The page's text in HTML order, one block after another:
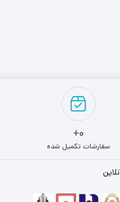
0+
سفارشات تکمیل شده